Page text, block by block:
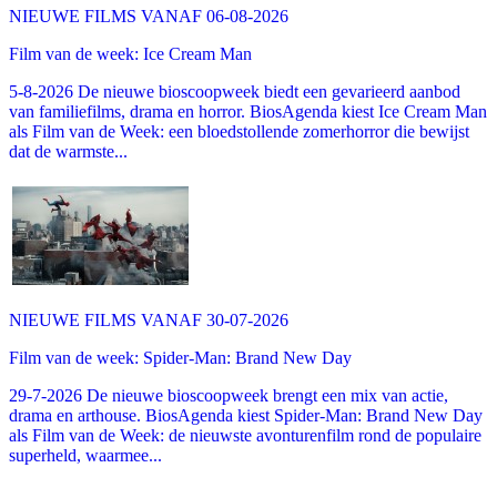
NIEUWE FILMS VANAF 06-08-2026
Film van de week: Ice Cream Man
5-8-2026 De nieuwe bioscoopweek biedt een gevarieerd aanbod
van familiefilms, drama en horror. BiosAgenda kiest Ice Cream Man
als Film van de Week: een bloedstollende zomerhorror die bewijst
dat de warmste...
NIEUWE FILMS VANAF 30-07-2026
Film van de week: Spider-Man: Brand New Day
29-7-2026 De nieuwe bioscoopweek brengt een mix van actie,
drama en arthouse. BiosAgenda kiest Spider-Man: Brand New Day
als Film van de Week: de nieuwste avonturenfilm rond de populaire
superheld, waarmee...